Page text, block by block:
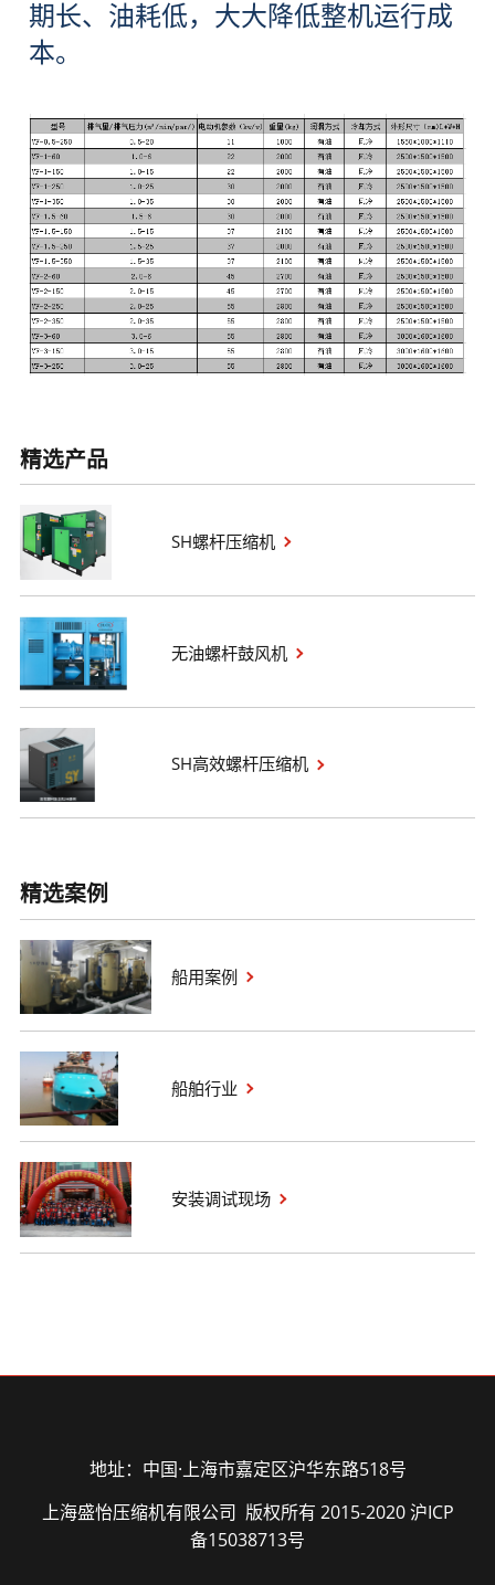
期长、油耗低，大大降低整机运行成
本。
精选产品
SH螺杆压缩机
无油螺杆鼓风机
SH高效螺杆压缩机
精选案例
船用案例
船舶行业
安装调试现场
地址：中国·上海市嘉定区沪华东路518号
上海盛怡压缩机有限公司 版权所有 2015-2020沪ICP
备15038713号